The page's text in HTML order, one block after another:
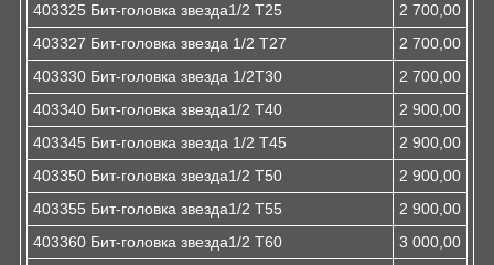
403325 Бит-головка звезда1/2 T25
2 700,00
403327 Бит-головка звезда 1/2 Т27
2 700,00
403330 Бит-головка звезда 1/2Т30
2 700,00
403340 Бит-головка звезда1/2 T40
2 900,00
403345 Бит-головка звезда 1/2 Т45
2 900,00
403350 Бит-головка звезда1/2 T50
2 900,00
403355 Бит-головка звезда1/2 T55
2 900,00
403360 Бит-головка звезда1/2 T60
3 000,00